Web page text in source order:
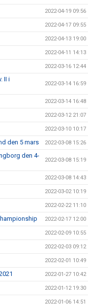
2022-04-19 09:56
2022-04-17 09:55
2022-04-13 19:00
2022-04-11 14:13
2022-03-16 12:44
II i
2022-03-14 16:59
2022-03-14 16:48
2022-03-12 21:07
2022-03-10 10:17
den 5 mars 2022-03-08 15:26
den 4-
2022-03-08 15:19
2022-03-08 14:43
2022-03-02 10:19
2022-02-22 11:10
2022-02-17 12:00
2022-02-09 10:55
2022-02-03 09:12
2022-02-01 10:49
2022-01-27 10:42
2022-01-12 19:30
2022-01-06 14:51